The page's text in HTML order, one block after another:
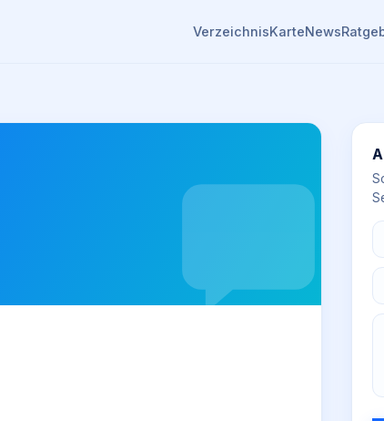
VerzeichnisKarteNews